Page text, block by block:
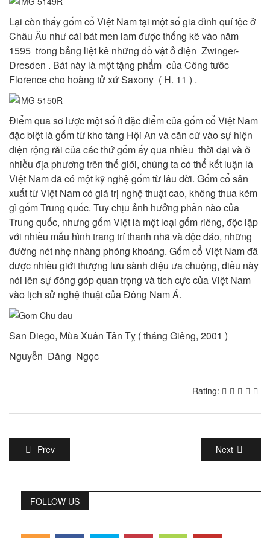
Lại còn thấy gốm cổ Việt Nam tại một số gia đình quí tộc ở
Châu Âu như cái bát men lam được thống kê vào năm
1595 trong bảng liệt kê những đồ vật ở điện Zwinger-
Dresden . Bát này là một tặng phẩm của Công tưỡc
Florence cho hoàng tử xứ Saxony ( H. 11 ) .
Điểm qua sơ lược một số ít đặc điểm của gốm cổ Việt Nam
đặc biệt là gốm từ kho tàng Hội An và căn cứ vào sự hiện
diện rộng rải của các thứ gốm ấy qua nhiều thời đại và ở
nhiều địa phương trên thế giới, chúng ta có thể kết luận là
Việt Nam đã có một kỹ nghệ gốm từ lâu đời. Gốm cổ sản
xuất từ Việt Nam có giá trị nghệ thuật cao, không thua kém
gì gốm Trung quốc. Tuy chịu ảnh hưởng phần nào của
Trung quốc, nhưng gốm Việt là một loại gốm riêng, độc lập
với nhiều mẫu hình trang trí thanh nhã và độc đáo, những
đường nét nhẹ nhàng phóng khoáng. Gốm cổ Việt Nam đã
được nhiều giới thượng lưu sành điệu ưa chuộng, điều này
nói lên sự đóng góp quan trọng và tích cực của Việt Nam
vào lịch sử nghệ thuật của Đông Nam Á.
San Diego, Mùa Xuân Tân Tỵ ( tháng Giêng, 2001 )
Nguyễn Đăng Ngọc
Rating:
Prev Next
FOLLOW US